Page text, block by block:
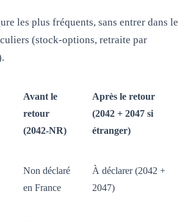
les plus fréquents, sans entrer dans le
(stock-options, retraite par
Avant le
retour
(2042-NR)
Après le retour
(2042 + 2047 si
étranger)
Non déclaré
en France
À déclarer (2042 +
2047)